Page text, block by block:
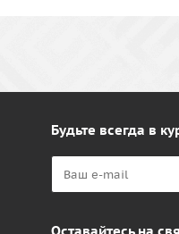
Будьте всегда в